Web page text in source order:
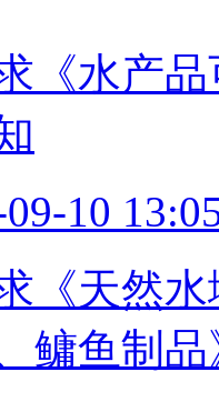
《水产
10
《天然
鳙鱼制